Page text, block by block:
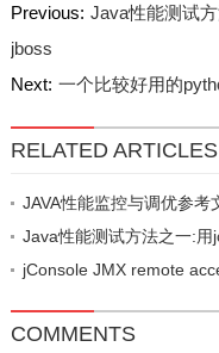
Previous: Java性能测试
jboss
Next: 一个比较好用的
RELATED ARTICLES
JAVA性能监控与调优参考
Java性能测试方法之一:
jConsole JMX remote
COMMENTS